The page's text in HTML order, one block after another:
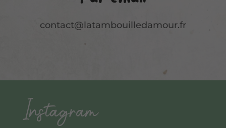
contact@latambouilledamour.fr
Instagram